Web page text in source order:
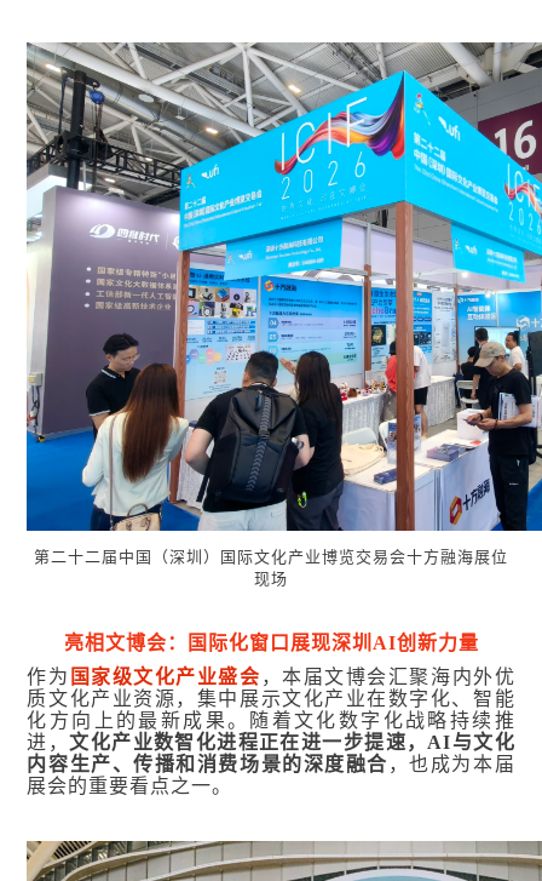
第二十二届中国（深圳）国际文化产业博览交易会十方融海展位
现场
亮相文博会：国际化窗口展现深圳AI创新力量
作为 国家级文化产业盛会 ，本届文博会汇聚海内外优
质文化产业资源，集中展示文化产业在数字化、智能
化方向上的最新成果。随着文化数字化战略持续推
进，文化产业数智化进程正在进一步提速，AI与文化
内容生产、传播和消费场景的深度融合 ，也成为本届
展会的重要看点之一。